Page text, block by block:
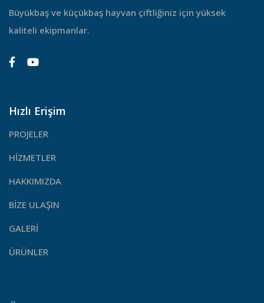
Büyükbaş ve küçükbaş hayvan çiftliğiniz için yüksek
kaliteli ekipmanlar.
Hızlı Erişim
PROJELER
HİZMETLER
HAKKIMIZDA
BİZE ULAŞIN
GALERİ
ÜRÜNLER